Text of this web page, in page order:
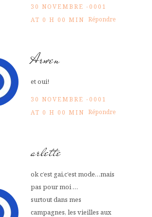
30 NOVEMBRE -0001
AT 0 H 00 MIN Répondre
Arwen
et oui!
30 NOVEMBRE -0001
AT 0 H 00 MIN Répondre
arlette
ok c’est gai,c’est mode…mais
pas pour moi …
surtout dans mes
campagnes, les vieilles aux